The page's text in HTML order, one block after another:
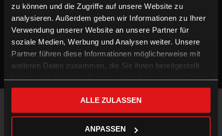
zu können und die Zugriffe auf unsere Website zu
analysieren. Außerdem geben wir Informationen zu Ihrer
Verwendung unserer Website an unsere Partner für
soziale Medien, Werbung und Analysen weiter. Unsere
Partner führen diese Informationen möglicherweise mit
weiteren Daten zusammen, die Sie ihnen bereitgestellt
gesammelt haben.
ALLE ZULASSEN
ANPASSEN
Impressum & Datenschutz
AGB